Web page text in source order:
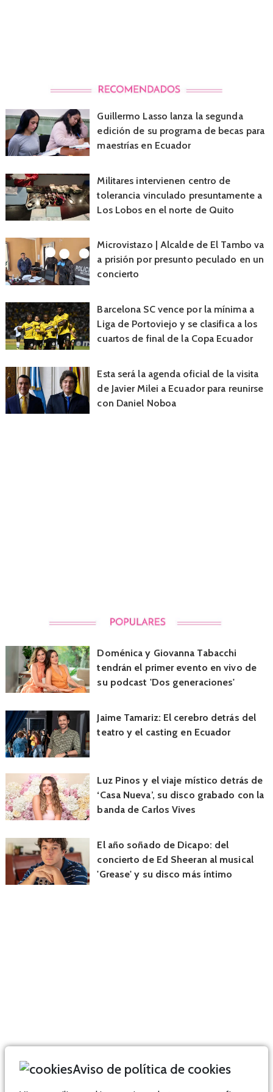
Guillermo Lasso lanza la segunda
edición de su programa de becas para
maestrías en Ecuador
Militares intervienen centro de
tolerancia vinculado presuntamente a
Los Lobos en el norte de Quito
Microvistazo | Alcalde de El Tambo va
a prisión por presunto peculado en un
concierto
Barcelona SC vence por la mínima a
Liga de Portoviejo y se clasifica a los
cuartos de final de la Copa Ecuador
Esta será la agenda oficial de la visita
de Javier Milei a Ecuador para reunirse
con Daniel Noboa
Doménica y Giovanna Tabacchi
tendrán el primer evento en vivo de
su podcast 'Dos generaciones'
Jaime Tamariz: El cerebro detrás del
teatro y el casting en Ecuador
Luz Pinos y el viaje místico detrás de
‘Casa Nueva’, su disco grabado con la
banda de Carlos Vives
El año soñado de Dicapo: del
concierto de Ed Sheeran al musical
'Grease' y su disco más íntimo
Aviso de política de cookies